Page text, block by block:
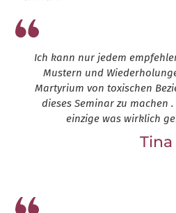
Ich kann nur jedem
Mustern und
Martyrium von toxischen
dieses Seminar zu machen
einzige was wirklich
Tina